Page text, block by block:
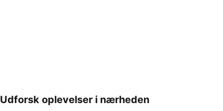
Udvid kort
Udforsk oplevelser i nærheden